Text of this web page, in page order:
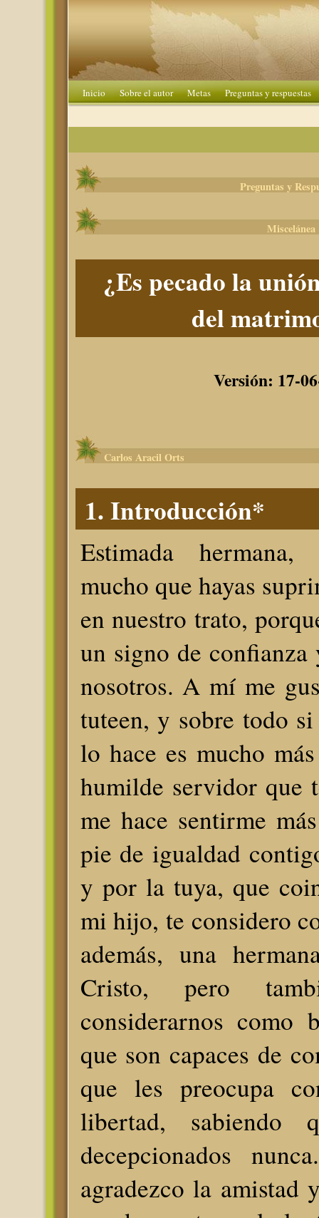
Inicio Sobre el autor Metas Preguntas y respuestas
Preguntas y
Miscelánea
¿Es pecado la
del
Versión: 17-
Carlos Aracil Orts
1. Introducción*
Estimada
mucho que hayas
en nuestro trato,
un signo de confianza
nosotros. A mí me
tuteen, y sobre todo
lo hace es mucho
humilde servidor que
me hace sentirme
pie de igualdad
y por la tuya, que
mi hijo, te considero
además, una
Cristo, pero
considerarnos como
que son capaces de
que les preocupa
libertad, sabiendo
decepcionados
agradezco la amistad